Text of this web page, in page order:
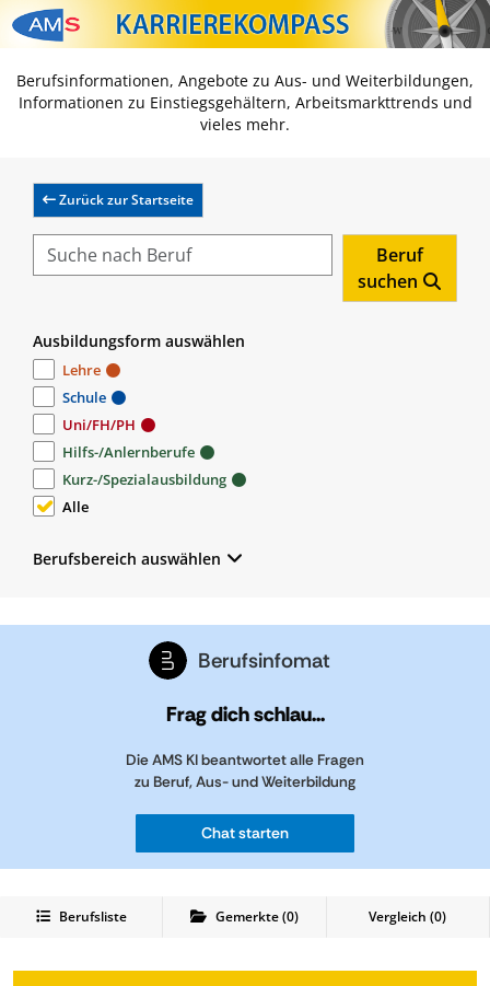
Zum Inhalt springen
Zum Navmenü springen
Zur Suche springen
Zur Footer springen
Berufsinformationen, Angebote zu Aus- und Weiterbildungen,
Informationen zu Einstiegsgehältern, Arbeitsmarkttrends und
vieles mehr.
Zurück zur Startseite
Beruf
suchen
Ausbildungsform auswählen
Lehre
Schule
Uni/FH/PH
Hilfs-/Anlernberufe
Kurz-/Spezialausbildung
Alle
Berufsbereich auswählen
Berufsinfomat
Frag dich schlau...
Die AMS KI beantwortet alle Fragen
zu Beruf, Aus- und Weiterbildung
Chat starten
Berufsliste Gemerkte(0) Vergleich (0)